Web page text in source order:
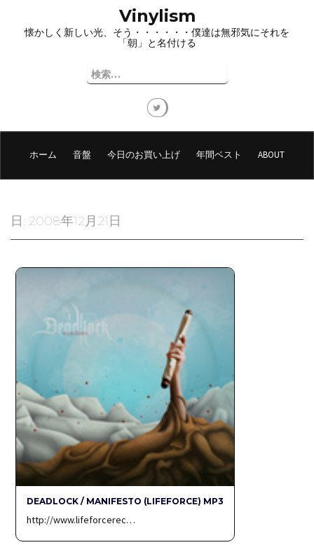
プ
Vinylism
懐かしく新しい光、そう・・・・・・僕達は無邪気にそれを
「朝」と名付ける
検
索:
ホーム 音盤 今日のお買い上げ 年間ベスト ABOUT
日: 2008年12月21日
DEADLOCK / MANIFESTO (LIFEFORCE) MP3
http://www.lifeforcerec…